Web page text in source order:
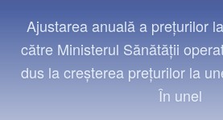
Contact
Ajustarea anuală a preţurilor
către Ministerul Sănătăţii
dus la creșterea prețurilor la
În unel